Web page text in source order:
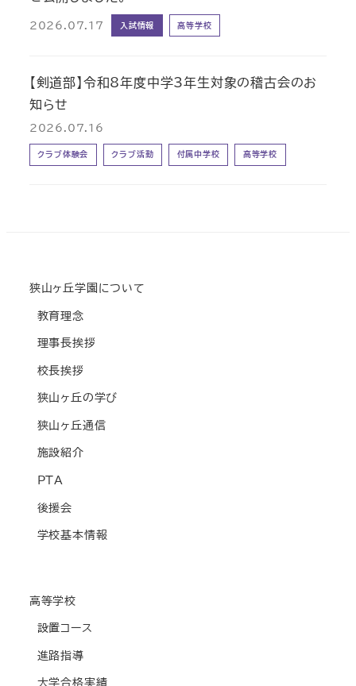
2026.07.17 入試情報 高等学校
【剣道部】令和8年度中学3年生対象の稽古会のお
知らせ
2026.07.16
クラブ体験会 クラブ活動 付属中学校 高等学校
狭山ヶ丘学園について
教育理念
理事長挨拶
校長挨拶
狭山ヶ丘の学び
狭山ヶ丘通信
施設紹介
PTA
後援会
学校基本情報
高等学校
設置コース
進路指導
大学合格実績